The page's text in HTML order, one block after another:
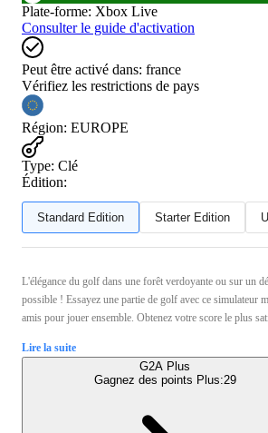
Plate-forme: Xbox Live
Consulter le guide d'activation
Peut être activé dans: france
Vérifiez les restrictions de pays
Région: EUROPE
Type: Clé
Édition:
Standard Edition Starter Edition
L'élégance du golf dans une forêt verdoyante ou sur un
possible ! Essayez une partie de golf avec ce simulateur
amis pour jouer ensemble. Obtenez votre score le plus
Lire la suite
G2A Plus
Gagnez des points Plus:29